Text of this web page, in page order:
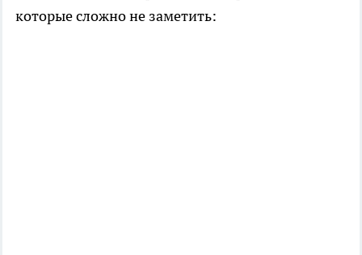
которые сложно не заметить: